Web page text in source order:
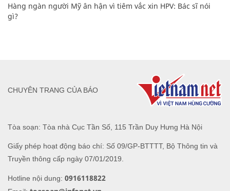
Hàng ngàn người Mỹ ân hận vì tiêm vắc xin HPV: Bác sĩ nói
gì?
Tòa soạn: Tòa nhà Cục Tần Số, 115 Trần Duy Hưng Hà Nội
Giấy phép hoạt động báo chí: Số 09/GP-BTTTT, Bộ Thông tin và
Truyền thông cấp ngày 07/01/2019.
Hotline nội dung: 0916118822
CHUYÊN TRANG CỦA BÁO